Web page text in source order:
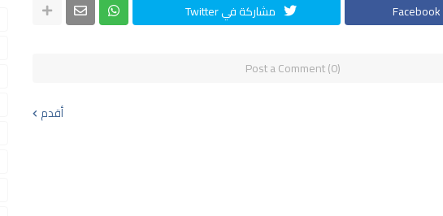
مشاركة في Twitter
Post a Comment (0)
أقدم